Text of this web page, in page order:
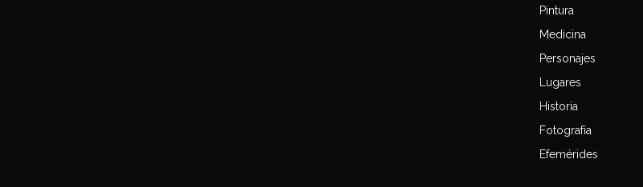
Pintura
Medicina
Personajes
Lugares
Historia
Fotografía
Efemérides